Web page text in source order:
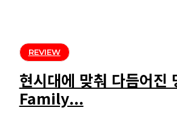
REVIEW
현시대에 맞춰 다듬어
Family...